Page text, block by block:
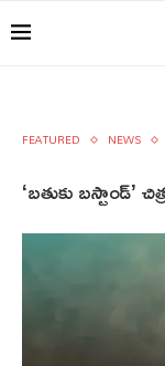
FEATURED NEWS
‘బతుకు బస్టాండ్’